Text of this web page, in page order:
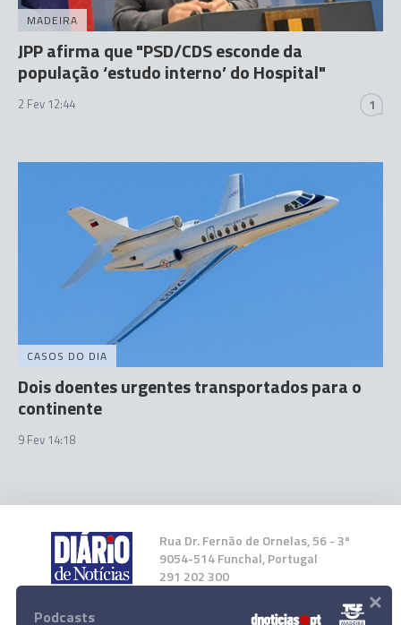
MADEIRA
JPP afirma que "PSD/CDS esconde da
população ‘estudo interno’ do Hospital"
2 Fev 12:44 1
CASOS DO DIA
Dois doentes urgentes transportados para o
continente
9 Fev 14:18
Rua Dr. Fernão de Ornelas, 56 - 3º
9054-514 Funchal, Portugal
291 202 300
Instale a nossa App
Podcasts ×